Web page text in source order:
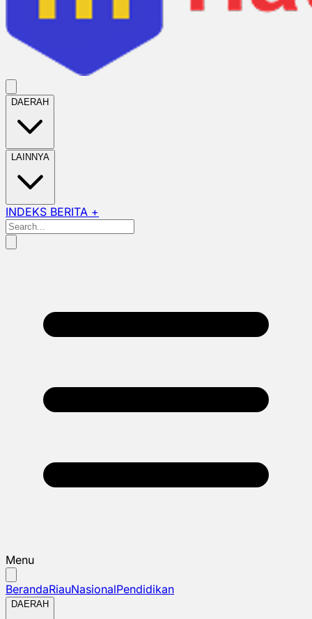
DAERAH
LAINNYA
INDEKS BERITA +
Menu
BerandaRiauNasionalPendidikan
DAERAH